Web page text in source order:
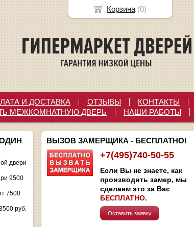
И ДОСТАВКА ОТЗЫВЫ КОНТАКТЫ
МЕЖКОМНАТНУЮ ДВЕРЬ НАШИ РАБОТЫ
двери
9500
7500
руб.
ВЫЗОВ ЗАМЕРЩИКА - БЕСПЛАТНО!
+7(495)740-50-55
Если Вы не знаете, как
производить замер, мы
сделаем это за Вас
БЕСПЛАТНО.
Оставить заявку
Корзина (0)